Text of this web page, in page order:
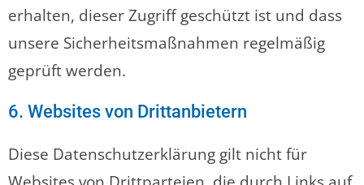
erhalten, dieser Zugriff geschützt ist und dass
unsere Sicherheitsmaßnahmen regelmäßig
geprüft werden.
6. Websites von Drittanbietern
Diese Datenschutzerklärung gilt nicht für